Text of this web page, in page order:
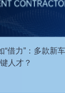
“借力”：多款新
人才？